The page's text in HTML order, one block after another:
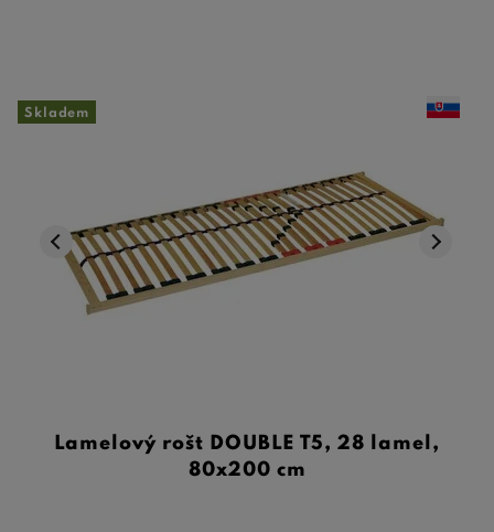
Skladem
Lamelový rošt DOUBLE T5, 28 lamel,
80x200 cm